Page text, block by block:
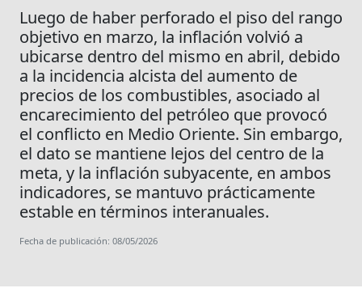
Luego de haber perforado el piso del rango
objetivo en marzo, la inflación volvió a
ubicarse dentro del mismo en abril, debido
a la incidencia alcista del aumento de
precios de los combustibles, asociado al
encarecimiento del petróleo que provocó
el conflicto en Medio Oriente. Sin embargo,
el dato se mantiene lejos del centro de la
meta, y la inflación subyacente, en ambos
indicadores, se mantuvo prácticamente
estable en términos interanuales.
Fecha de publicación: 08/05/2026